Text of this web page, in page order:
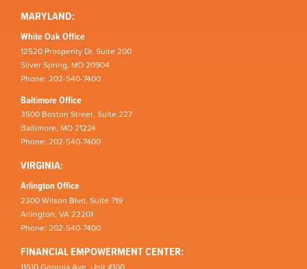
MARYLAND:
White Oak Office
12520 Prosperity Dr, Suite 200
Silver Spring, MD 20904
Phone: 202-540-7400
Baltimore Office
3500 Boston Street, Suite 227
Baltimore, MD 21224
Phone: 202-540-7400
VIRGINIA:
Arlington Office
2300 Wilson Blvd, Suite 719
Arlington, VA 22201
Phone: 202-540-7400
FINANCIAL EMPOWERMENT CENTER: